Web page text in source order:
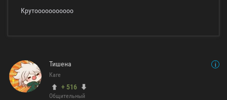
Крутооооооооооо
Тишена
Каге
+ 516
Общительный